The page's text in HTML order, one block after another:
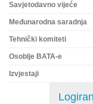
Savjetodavno vijeće
Međunarodna saradnja
Tehnički komiteti
Osoblje BATA-e
Izvjestaji